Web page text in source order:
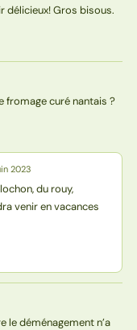
délicieux! Gros bisous.
fromage curé nantais ?
2023
du rouy,
venir en vacances
le déménagement n’a